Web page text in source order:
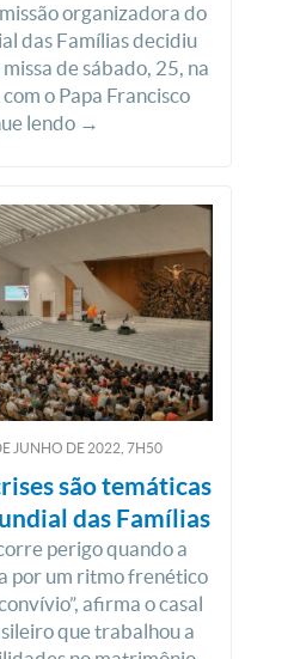
organizadora do
das Famílias decidiu
de sábado, 25, na
o Papa Francisco
lendo →
JUNHO DE2022, 7H50
são temáticas
das Famílias
perigo quando a
por um ritmo frenético
afirma o casal
que trabalhou a